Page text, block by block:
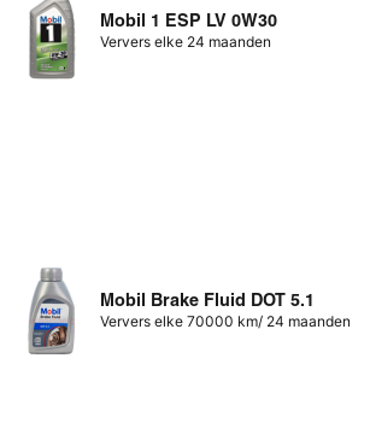
Mobil 1 ESP LV 0W30
Ververs elke 24 maanden
Mobil Brake Fluid DOT 5.1
Ververs elke 70000 km/ 24 maanden